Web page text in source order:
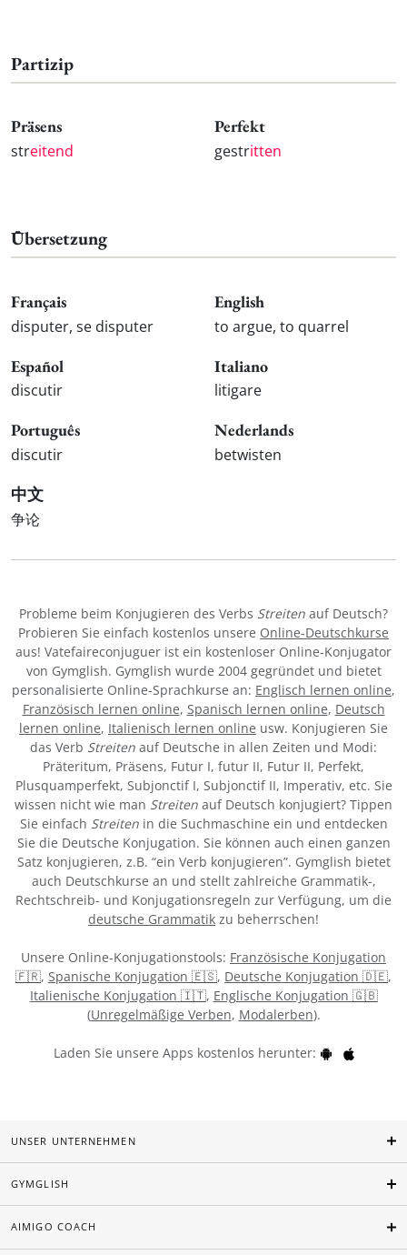
Partizip
Präsens
streitend
Perfekt
gestritten
Übersetzung
Français
disputer, se disputer
English
to argue, to quarrel
Español
discutir
Italiano
litigare
Português
discutir
Nederlands
betwisten
中文
争论
Probleme beim Konjugieren des Verbs Streiten auf Deutsch?
Probieren Sie einfach kostenlos unsere Online-Deutschkurse
aus! Vatefaireconjuguer ist ein kostenloser Online-Konjugator
von Gymglish. Gymglish wurde 2004 gegründet und bietet
personalisierte Online-Sprachkurse an: Englisch lernen online,
Französisch lernen online, Spanisch lernen online, Deutsch
lernen online, Italienisch lernen online usw. Konjugieren Sie
das Verb Streiten auf Deutsche in allen Zeiten und Modi:
Präteritum, Präsens, Futur I, futur II, Futur II, Perfekt,
Plusquamperfekt, Subjonctif I, Subjonctif II, Imperativ, etc. Sie
wissen nicht wie man Streiten auf Deutsch konjugiert? Tippen
Sie einfach Streitenin die Suchmaschine ein und entdecken
Sie die Deutsche Konjugation. Sie können auch einen ganzen
Satz konjugieren, z.B. “ein Verb konjugieren”. Gymglish bietet
auch Deutschkurse an und stellt zahlreiche Grammatik-,
Rechtschreib- und Konjugationsregeln zur Verfügung, um die
deutsche Grammatik zu beherrschen!
Unsere Online-Konjugationstools: Französische Konjugation
🇫🇷, Spanische Konjugation 🇪🇸, Deutsche Konjugation 🇩🇪,
Italienische Konjugation 🇮🇹, Englische Konjugation 🇬🇧
(Unregelmäßige Verben, Modalerben).
Laden Sie unsere Apps kostenlos herunter:
UNSER UNTERNEHMEN
GYMGLISH
AIMIGO COACH